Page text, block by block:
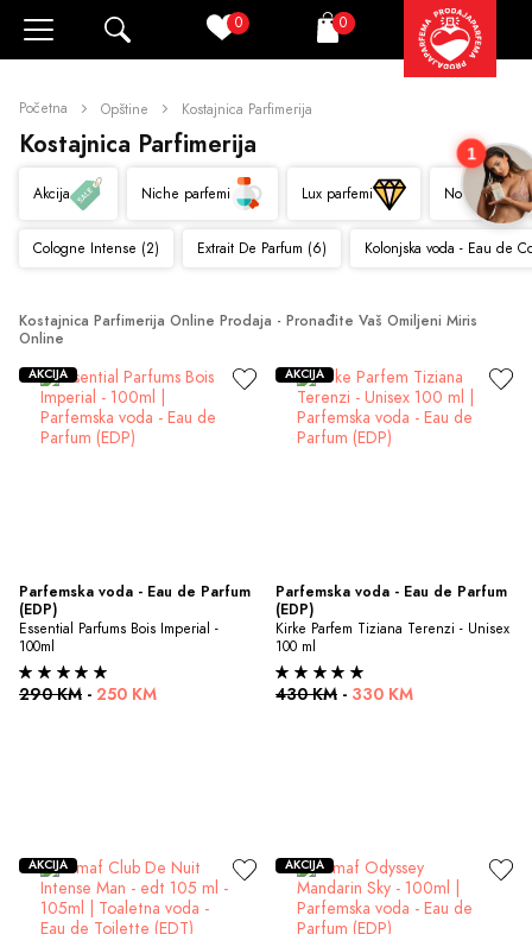
0 Korpa
0
Početna Opštine Kostajnica Parfimerija
Kostajnica Parfimerija
Akcija Niche parfemi Lux parfemi Novo
Cologne Intense (2) Extrait De Parfum (6) Kolonjska voda - Eau de
Kostajnica Parfimerija Online Prodaja - Pronađite Vaš Omiljeni Miris
Online
Parfemska voda - Eau de Parfum
(EDP)
Essential Parfums Bois Imperial -
100ml
290 KM - 250 KM
AKCIJA
Parfemska voda - Eau de Parfum
(EDP)
Kirke Parfem Tiziana Terenzi - Unisex
100 ml
430 KM - 330 KM
AKCIJA
AKCIJA AKCIJA
1